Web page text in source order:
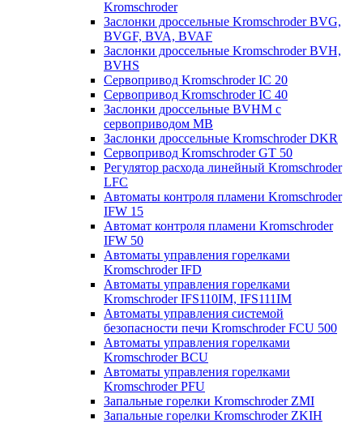
Kromschroder
Заслонки дроссельные Kromschroder BVG,
BVGF, BVA, BVAF
Заслонки дроссельные Kromschroder BVH,
BVHS
Сервопривод Kromschroder IC 20
Сервопривод Kromschroder IC 40
Заслонки дроссельные BVHM с
сервоприводом МВ
Заслонки дроссельные Kromschroder DKR
Cервопривод Kromschroder GT 50
Регулятор расхода линейный Kromschroder
LFC
Автоматы контроля пламени Kromschroder
IFW 15
Автомат контроля пламени Kromschroder
IFW 50
Автоматы управления горелками
Kromschroder IFD
Автоматы управления горелками
Kromschroder IFS110IM, IFS111IM
Автоматы управления системой
безопасности печи Kromschroder FCU 500
Автоматы управления горелками
Kromschroder BCU
Автоматы управления горелками
Kromschroder PFU
Запальные горелки Kromschroder ZМI
Запальные горелки Kromschroder ZKIH